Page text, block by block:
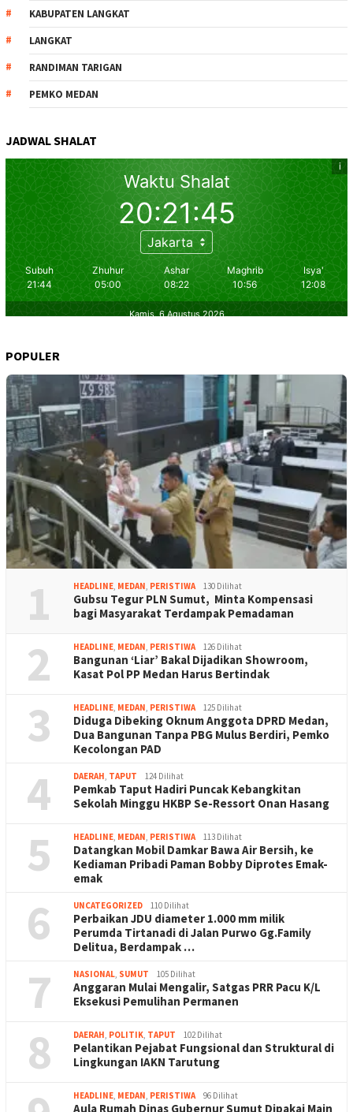
KABUPATEN LANGKAT
LANGKAT
RANDIMAN TARIGAN
PEMKO MEDAN
JADWAL SHALAT
POPULER
1 HEADLINE, MEDAN, PERISTIWA 130 Dilihat
Gubsu Tegur PLN Sumut, Minta Kompensasi
bagi Masyarakat Terdampak Pemadaman
2 HEADLINE, MEDAN, PERISTIWA 126 Dilihat
Bangunan ‘Liar’ Bakal Dijadikan Showroom,
Kasat Pol PP Medan Harus Bertindak
3 HEADLINE, MEDAN, PERISTIWA 125 Dilihat
Diduga Dibeking Oknum Anggota DPRD Medan,
Dua Bangunan Tanpa PBG Mulus Berdiri, Pemko
Kecolongan PAD
4 DAERAH, TAPUT 124 Dilihat
Pemkab Taput Hadiri Puncak Kebangkitan
Sekolah Minggu HKBP Se-Ressort Onan Hasang
5 HEADLINE, MEDAN, PERISTIWA 113 Dilihat
Datangkan Mobil Damkar Bawa Air Bersih, ke
Kediaman Pribadi Paman Bobby Diprotes Emak-
emak
6 UNCATEGORIZED 110 Dilihat
Perbaikan JDU diameter 1.000 mm milik
Perumda Tirtanadi di Jalan Purwo Gg.Family
Delitua, Berdampak …
7 NASIONAL, SUMUT 105 Dilihat
Anggaran Mulai Mengalir, Satgas PRR Pacu K/L
Eksekusi Pemulihan Permanen
8 DAERAH, POLITIK, TAPUT 102 Dilihat
Pelantikan Pejabat Fungsional dan Struktural di
Lingkungan IAKN Tarutung
HEADLINE, MEDAN, PERISTIWA 96 Dilihat
Aula Rumah Dinas Gubernur Sumut Dipakai Main